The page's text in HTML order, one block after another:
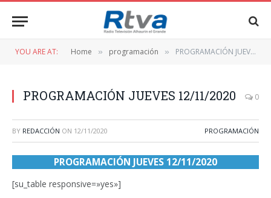
YOU ARE AT: Home » programación » PROGRAMACIÓN JUEVES 12/11/2020
PROGRAMACIÓN JUEVES 12/11/2020 0
BY REDACCIÓN ON 12/11/2020 PROGRAMACIÓN
PROGRAMACIÓN JUEVES 12/11/2020
[su_table responsive=»yes»]